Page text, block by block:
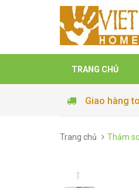
TRANG CHỦ
Giao hàng
Trang chủ Thảm